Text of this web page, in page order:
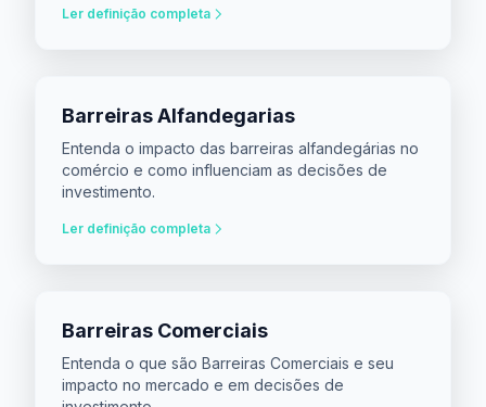
Ler definição completa
Barreiras Alfandegarias
Entenda o impacto das barreiras alfandegárias no
comércio e como influenciam as decisões de
investimento.
Ler definição completa
Barreiras Comerciais
Entenda o que são Barreiras Comerciais e seu
impacto no mercado e em decisões de